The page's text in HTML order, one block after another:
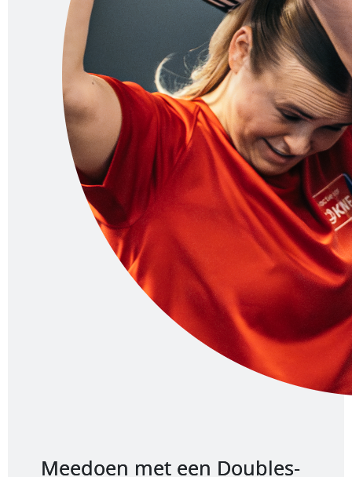
Meedoen met een Doubles-